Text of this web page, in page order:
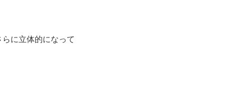
らに立体的になって